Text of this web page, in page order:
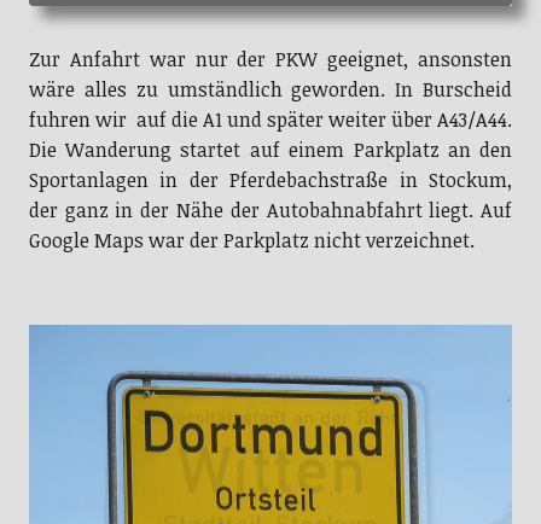
Zur Anfahrt war nur der PKW geeignet, ansonsten
wäre alles zu umständlich geworden. In Burscheid
fuhren wir auf die A1 und später weiter über A43/A44.
Die Wanderung startet auf einem Parkplatz an den
Sportanlagen in der Pferdebachstraße in Stockum,
der ganz in der Nähe der Autobahnabfahrt liegt. Auf
Google Maps war der Parkplatz nicht verzeichnet.